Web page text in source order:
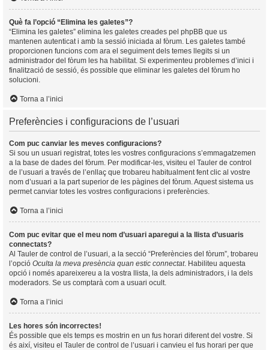
Què fa l’opció “Elimina les galetes”?
“Elimina les galetes” elimina les galetes creades pel phpBB que us
mantenen autenticat i amb la sessió iniciada al fòrum. Les galetes també
proporcionen funcions com ara el seguiment dels temes llegits si un
administrador del fòrum les ha habilitat. Si experimenteu problemes d’inici i
finalització de sessió, és possible que eliminar les galetes del fòrum ho
solucioni.
Torna a l’inici
Preferències i configuracions de l’usuari
Com puc canviar les meves configuracions?
Si sou un usuari registrat, totes les vostres configuracions s’emmagatzemen
a la base de dades del fòrum. Per modificar-les, visiteu el Tauler de control
de l’usuari a través de l’enllaç que trobareu habitualment fent clic al vostre
nom d’usuari a la part superior de les pàgines del fòrum. Aquest sistema us
permet canviar totes les vostres configuracions i preferències.
Torna a l’inici
Com puc evitar que el meu nom d’usuari aparegui a la llista d’usuaris
connectats?
Al Tauler de control de l’usuari, a la secció “Preferències del fòrum”, trobareu
l’opció Oculta la meva presència quan estic connectat. Habiliteu aquesta
opció i només apareixereu a la vostra llista, la dels administradors, i la dels
moderadors. Se us comptarà com a usuari ocult.
Torna a l’inici
Les hores són incorrectes!
És possible que els temps es mostrin en un fus horari diferent del vostre. Si
és així, visiteu el Tauler de control de l’usuari i canvieu el fus horari per que